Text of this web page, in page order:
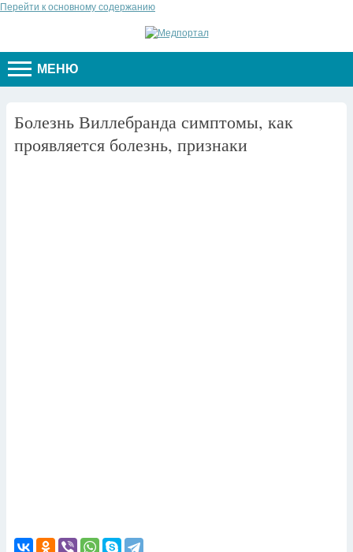
Перейти к основному содержанию
МЕНЮ
Болезнь Виллебранда симптомы, как
проявляется болезнь, признаки